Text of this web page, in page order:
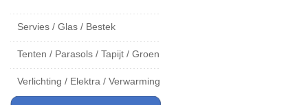
Servies / Glas / Bestek
Tenten / Parasols / Tapijt / Groen
Verlichting / Elektra / Verwarming